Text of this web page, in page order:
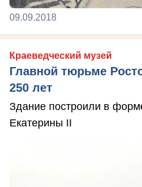
09.09.2018
Краеведческий музей
Главной тюрьме
250 лет
Здание построили в
Екатерины II